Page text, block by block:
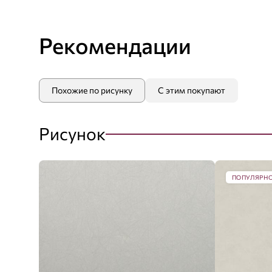
Рекомендации
Похожие по рисунку С этим покупают
Рисунок